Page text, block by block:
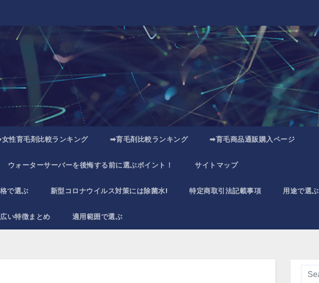
性育毛剤比較ランキング ➡育毛剤比較ランキング ➡育毛商品通販購入ページ
ウォーターサーバーを後悔する前に選ぶポイント！ サイトマップ
で選ぶ 新型コロナウイルス対策には除菌水! 特定商取引法記載事項 用途で選ぶ
い特徴まとめ 適用範囲で選ぶ